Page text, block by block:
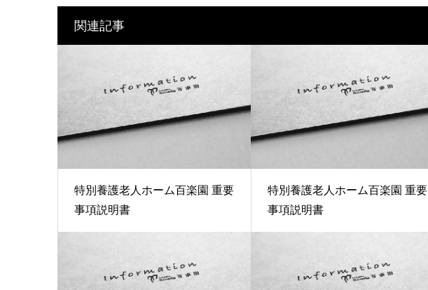
関連記事
特別養護老人ホーム百楽園 重要
事項説明書
特別養護老人ホーム百楽園 重要
事項説明書